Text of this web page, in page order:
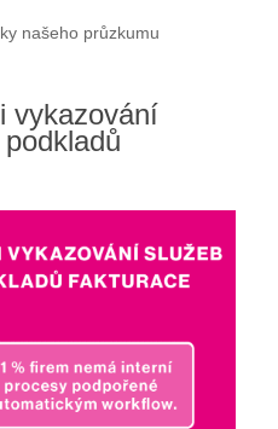
našeho průzkumu
vykazování